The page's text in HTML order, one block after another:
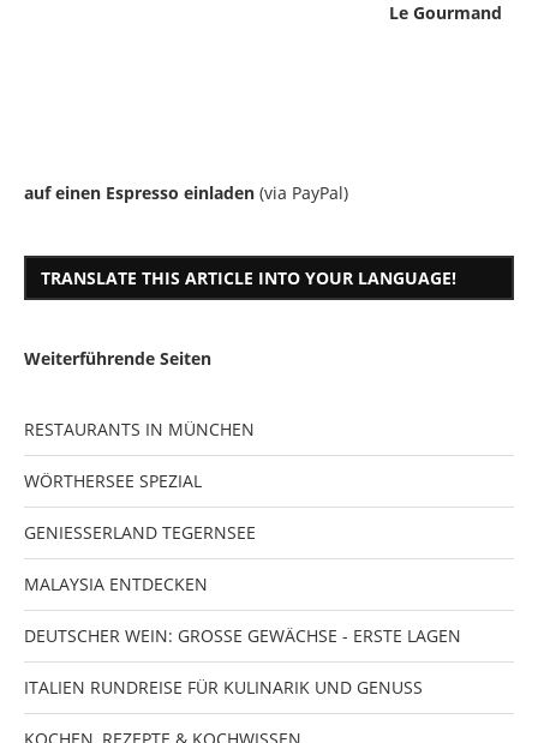
Le Gourmand
auf einen Espresso einladen (via PayPal)
TRANSLATE THIS ARTICLE INTO YOUR LANGUAGE!
Weiterführende Seiten
RESTAURANTS IN MÜNCHEN
WÖRTHERSEE SPEZIAL
GENIESSERLAND TEGERNSEE
MALAYSIA ENTDECKEN
DEUTSCHER WEIN: GROSSE GEWÄCHSE - ERSTE LAGEN
ITALIEN RUNDREISE FÜR KULINARIK UND GENUSS